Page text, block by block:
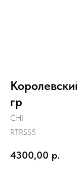
гр
CHI
RTRSS5
4300,00 р.